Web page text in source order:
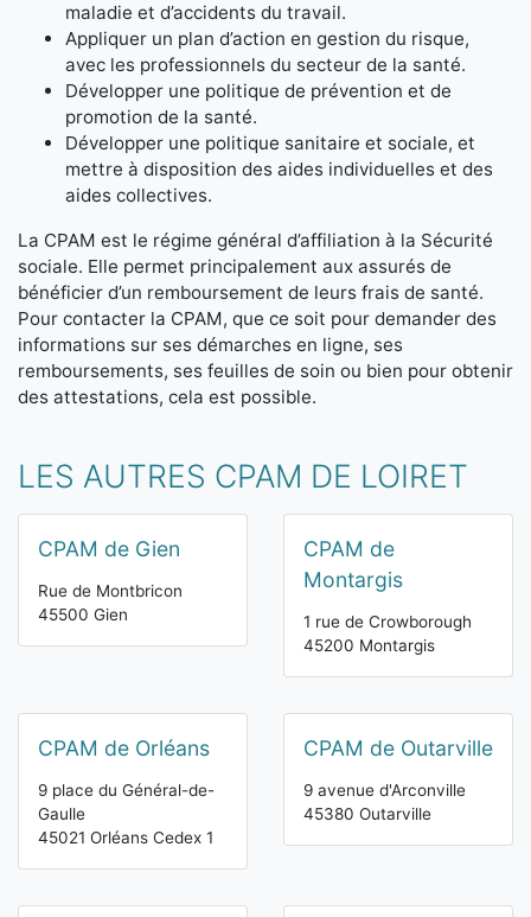
maladie et d’accidents du travail.
Appliquer un plan d’action en gestion du risque,
avec les professionnels du secteur de la santé.
Développer une politique de prévention et de
promotion de la santé.
Développer une politique sanitaire et sociale, et
mettre à disposition des aides individuelles et des
aides collectives.
La CPAM est le régime général d’affiliation à la Sécurité
sociale. Elle permet principalement aux assurés de
bénéficier d’un remboursement de leurs frais de santé.
Pour contacter la CPAM, que ce soit pour demander des
informations sur ses démarches en ligne, ses
remboursements, ses feuilles de soin ou bien pour obtenir
des attestations, cela est possible.
LES AUTRES CPAM DE LOIRET
CPAM de Gien
Rue de Montbricon
45500 Gien
CPAM de
Montargis
1 rue de Crowborough
45200 Montargis
CPAM de Orléans
9 place du Général-de-
Gaulle
45021 Orléans Cedex 1
CPAM de Outarville
9 avenue d'Arconville
45380 Outarville